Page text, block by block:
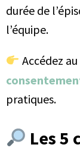
durée de
l’équipe.
Accédez au
pratiques.
Les 5